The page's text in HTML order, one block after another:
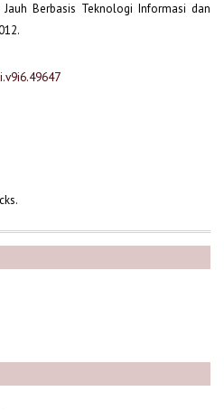
Berbasis Teknologi Informasi dan